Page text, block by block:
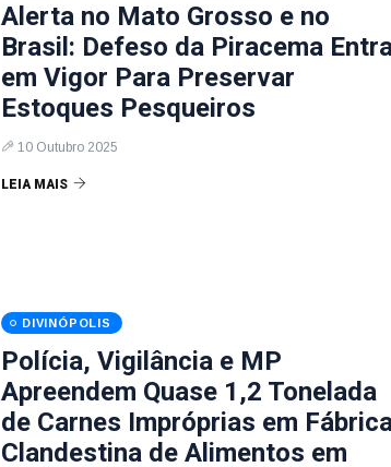
Alerta no Mato Grosso e no
Brasil: Defeso da Piracema
em Vigor Para Preservar
Estoques Pesqueiros
10 Outubro 2025
LEIA MAIS
DIVINÓPOLIS
Polícia, Vigilância e MP
Apreendem Quase 1,2 Tonelada
de Carnes Impróprias em
Clandestina de Alimentos em